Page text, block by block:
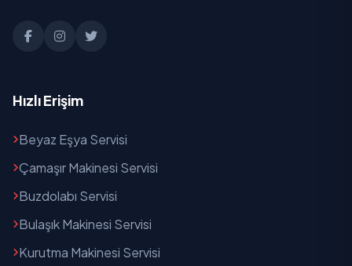
Hızlı Erişim
Beyaz Eşya Servisi
Çamaşır Makinesi Servisi
Buzdolabı Servisi
Bulaşık Makinesi Servisi
Kurutma Makinesi Servisi